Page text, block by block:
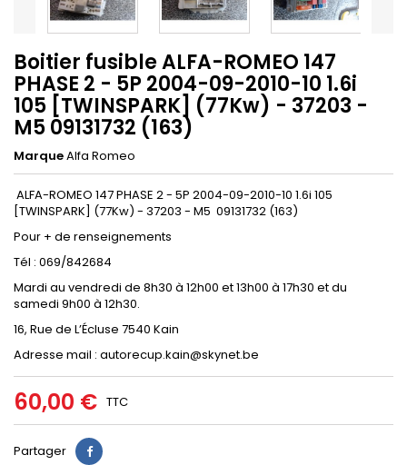
Boitier fusible ALFA-ROMEO 147
PHASE 2 - 5P 2004-09-2010-10 1.6i
105 [TWINSPARK] (77Kw) - 37203 -
M5 09131732 (163)
MarqueAlfa Romeo
ALFA-ROMEO 147 PHASE 2 - 5P 2004-09-2010-10 1.6i 105
[TWINSPARK] (77Kw) - 37203 - M5 09131732 (163)
Pour + de renseignements
Tél : 069/842684
Mardi au vendredi de 8h30 à 12h00 et 13h00 à 17h30 et du
samedi 9h00 à 12h30.
16, Rue de L’Écluse 7540 Kain
Adresse mail : autorecup.kain@skynet.be
60,00 € TTC
Partager